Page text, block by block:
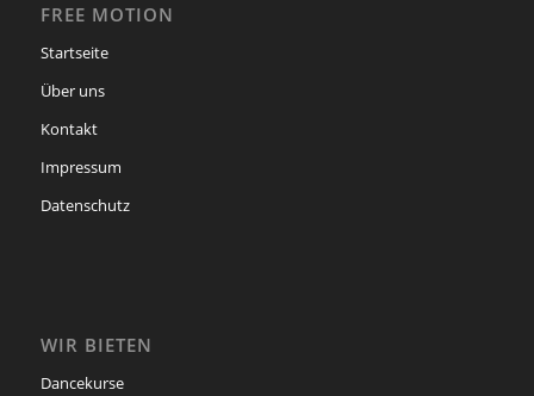
FREE MOTION
Startseite
Über uns
Kontakt
Impressum
Datenschutz
WIR BIETEN
Dancekurse